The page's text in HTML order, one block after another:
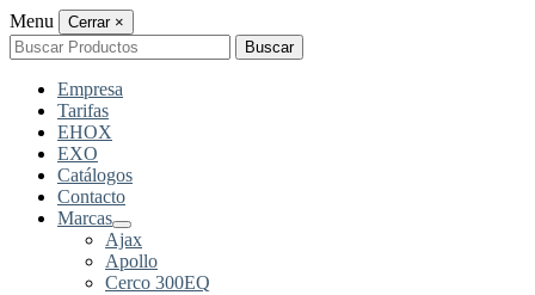
Menu Cerrar ×
Buscar
por:
Buscar
Empresa
Tarifas
EHOX
EXO
Catálogos
Contacto
Marcas
Ajax
Apollo
Cerco 300EQ